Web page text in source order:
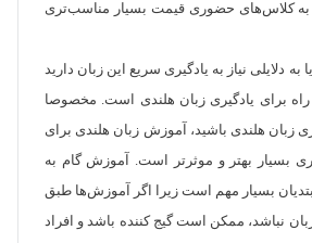
به کلاس‌های حضوری قیمت بسیار مناسب‌تری
به دلایلی نیاز به یادگیری سریع این زبان دارید
برای یادگیری زبان هلندی است. مخصوصا
زبان هلندی باشید، آموزش زبان هلندی برای
بسیار بهتر و موثرتر است. آموزش گام به
بسیار مهم است زیرا اگر آموزش‌ها طبق
نباشد، ممکن است گیج کننده باشد و افراد